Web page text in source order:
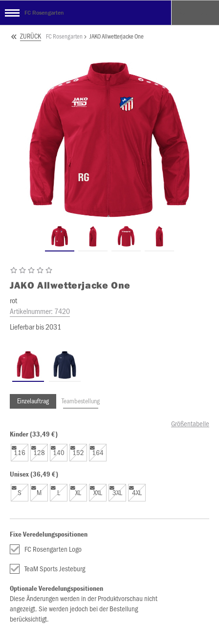
FC Rosengarten
ZURÜCK FC Rosengarten JAKO Allwetterjacke One
JAKO Allwetterjacke One
rot
Artikelnummer: 7420
Lieferbar bis 2031
Einzelauftrag Teambestellung
Größentabelle
Kinder (33,49 €)
116 128 140 152 164
Unisex (36,49 €)
S M L XL XXL 3XL 4XL
Fixe Veredelungspositionen
FC Rosengarten Logo
TeaM Sports Jesteburg
Optionale Veredelungspositionen
Diese Änderungen werden in der Produktvorschau nicht
angezeigt. Sie werden jedoch bei der Bestellung
berücksichtigt.